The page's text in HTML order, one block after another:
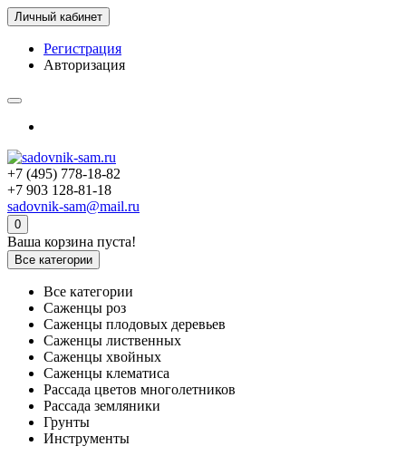
Личный кабинет
Регистрация
Авторизация
+7 (495) 778-18-82
+7 903 128-81-18
sadovnik-sam@mail.ru
0
Ваша корзина пуста!
Все категории
Все категории
Саженцы роз
Саженцы плодовых деревьев
Саженцы лиственных
Саженцы хвойных
Саженцы клематиса
Рассада цветов многолетников
Рассада земляники
Грунты
Инструменты